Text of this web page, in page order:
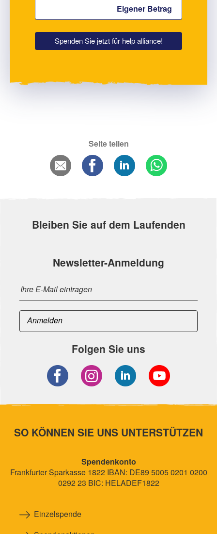
Spenden Sie jetzt für help alliance!
Seite teilen
Bleiben Sie auf dem Laufenden
Newsletter-Anmeldung
Folgen Sie uns
SO KÖNNEN SIE UNS UNTERSTÜTZEN
Spendenkonto
Frankfurter Sparkasse 1822 IBAN: DE89 5005 0201 0200
0292 23 BIC: HELADEF1822
Einzelspende